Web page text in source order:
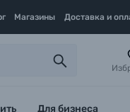
Магазины Доставка и
Для бизнеса